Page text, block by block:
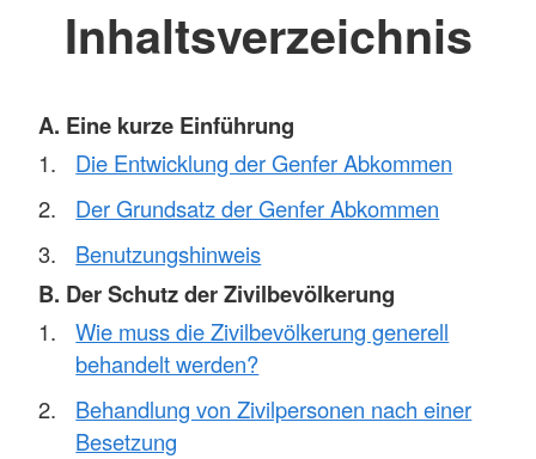
Inhaltsverzeichnis
A. Eine kurze Einführung
Die Entwicklung der Genfer Abkommen
Der Grundsatz der Genfer Abkommen
Benutzungshinweis
B. Der Schutz der Zivilbevölkerung
Wie muss die Zivilbevölkerung generell
behandelt werden?
Behandlung von Zivilpersonen nach einer
Besetzung